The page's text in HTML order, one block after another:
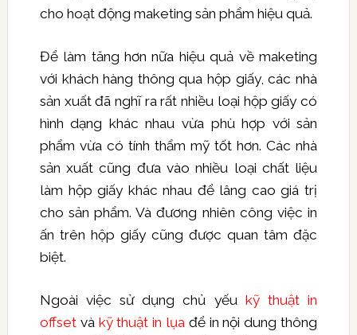
cho hoạt động maketing sản phẩm hiệu quả.
Để làm tăng hơn nữa hiệu quả về maketing
với khách hàng thông qua hộp giấy, các nhà
sản xuất đã nghĩ ra rất nhiều loại hộp giấy có
hình dạng khác nhau vừa phù hợp với sản
phẩm vừa có tính thẩm mỹ tốt hơn. Các nhà
sản xuất cũng đưa vào nhiều loại chất liệu
làm hộp giấy khác nhau để lâng cao giá trị
cho sản phẩm. Và đương nhiên công việc in
ấn trên hộp giấy cũng được quan tâm đặc
biệt.
Ngoài việc sử dụng chủ yếu kỹ thuật in
offsetvà kỹ thuật in lụa để in nội dung thông